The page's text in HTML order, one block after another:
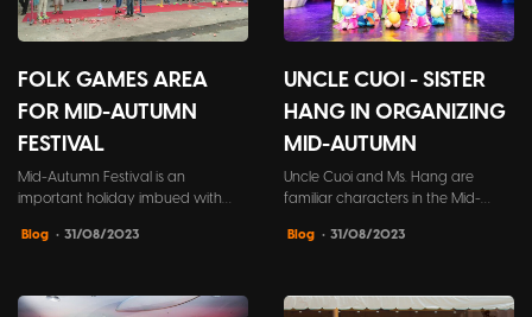
FOLK GAMES AREA
FOR MID-AUTUMN
FESTIVAL
Mid-Autumn Festival is an
important holiday imbued with
Vietnamese people. In addition to
are also an indispensable part of
Blog • 31/08/2023
UNCLE CUOI - SISTER
HANG IN ORGANIZING
MID-AUTUMN
Uncle Cuoi and Ms. Hang are
familiar characters in the Mid-
will help liven up the event and
activities.
Blog • 31/08/2023